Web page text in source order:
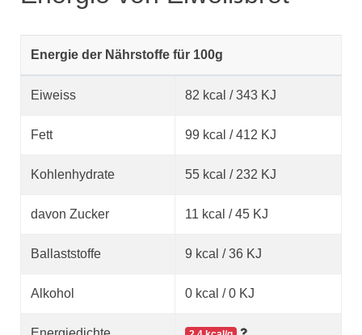
Energie der Nährstoffe für 100g
Eiweiss 82 kcal / 343 KJ
Fett 99 kcal / 412 KJ
Kohlenhydrate 55 kcal / 232 KJ
davon Zucker 11 kcal / 45 KJ
Ballaststoffe 9 kcal / 36 KJ
Alkohol 0 kcal / 0 KJ